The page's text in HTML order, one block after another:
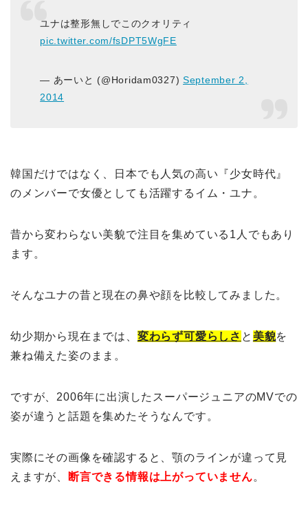
ユナは整形無しでこのクオリティ
pic.twitter.com/fsDPT5WgFE
— あーいと (@Horidam0327)September 2,
2014
韓国だけではなく、日本でも人気の高い『少女時代』
のメンバーで女優としても活躍するイム・ユナ。
昔から変わらない美貌で注目を集めている1人でもあり
ます。
そんなユナの昔と現在の鼻や顔を比較してみました。
幼少期から現在までは、 変わらず可愛らしさ と 美貌を
兼ね備えた姿のまま。
ですが、2006年に出演したスーパージュニアのMVでの
姿が違うと話題を集めたそうなんです。
実際にその画像を確認すると、顎のラインが違って見
えますが、
断言できる情報は上がっていません。